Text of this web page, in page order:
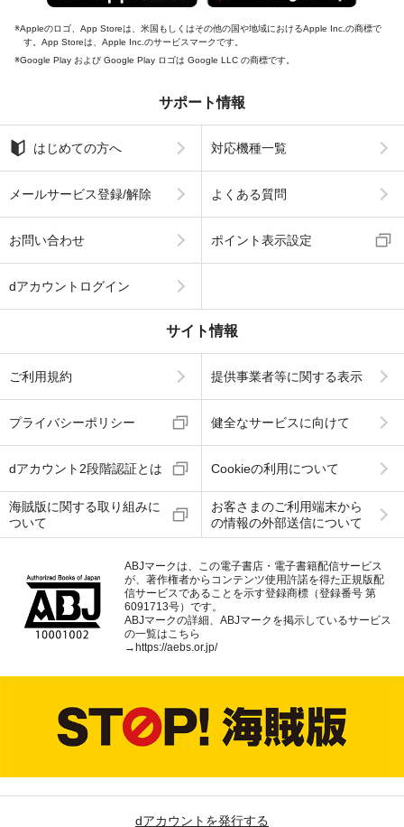
Appleのロゴ、App Storeは、米国もしくはその他の国や地域におけるApple Inc.の商標で
す。App Storeは、Apple Inc.のサービスマークです。
Google Play および Google Play ロゴは Google LLC の商標です。
サポート情報
はじめての方へ 対応機種一覧
メールサービス登録/解除 よくある質問
お問い合わせ ポイント表示設定
dアカウントログイン
サイト情報
ご利用規約 提供事業者等に関する表示
プライバシーポリシー 健全なサービスに向けて
dアカウント2段階認証とは Cookieの利用について
海賊版に関する取り組みに
ついて
お客さまのご利用端末から
の情報の外部送信について
ABJマークは、この電子書店・電子書籍配信サービス
が、著作権者からコンテンツ使用許諾を得た正規版配
信サービスであることを示す登録商標（登録番号 第
6091713号）です。
ABJマークの詳細、ABJマークを掲示しているサービス
の一覧はこちら
→ https://aebs.or.jp/
dアカウントを発行する